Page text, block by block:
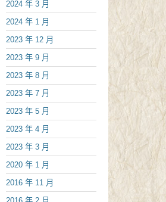
2024 年 3 月
2024 年 1 月
2023 年 12 月
2023 年 9 月
2023 年 8 月
2023 年 7 月
2023 年 5 月
2023 年 4 月
2023 年 3 月
2020 年 1 月
2016 年 11 月